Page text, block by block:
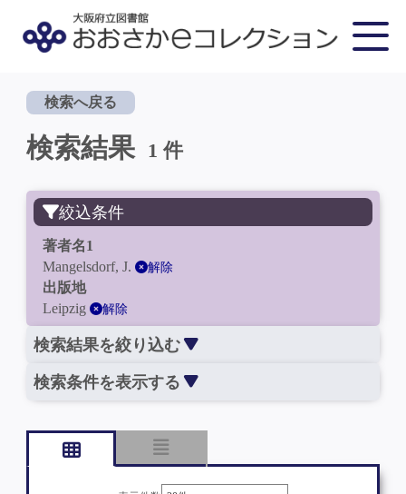
検索へ戻る
検索結果 1 件
絞込条件
著者名1
Mangelsdorf, J.
解除
出版地
Leipzig
解除
検索結果を絞り込む
検索条件を表示する